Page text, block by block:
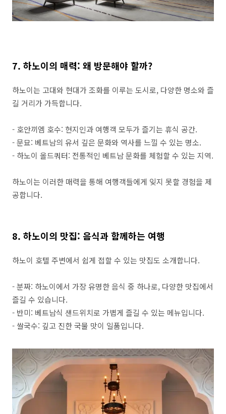
7. 하노이의 매력: 왜 방문해야 할까?
하노이는 고대와 현대가 조화를 이루는 도시로, 다양한 명소와 즐
길 거리가 가득합니다.
- 호안끼엠 호수: 현지인과 여행객 모두가 즐기는 휴식 공간.
- 문묘: 베트남의 유서 깊은 문화와 역사를 느낄 수 있는 명소.
- 하노이 올드쿼터: 전통적인 베트남 문화를 체험할 수 있는 지역.
하노이는 이러한 매력을 통해 여행객들에게 잊지 못할 경험을 제
공합니다.
8. 하노이의 맛집: 음식과 함께하는 여행
하노이 호텔 주변에서 쉽게 접할 수 있는 맛집도 소개합니다.
- 분짜: 하노이에서 가장 유명한 음식 중 하나로, 다양한 맛집에서
즐길 수 있습니다.
- 반미: 베트남식 샌드위치로 가볍게 즐길 수 있는 메뉴입니다.
- 쌀국수: 깊고 진한 국물 맛이 일품입니다.